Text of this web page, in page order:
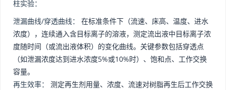
柱实验：
泄漏曲线/穿透曲线：
在标准条件下（流速、床高、温度、进水
浓度），连续通入含目标离子的溶液，测定流出液中目标离子浓
度随时间（或流出液体积）的变化曲线。关键参数包括穿透点
（如泄漏浓度达到进水浓度5%或10%时）、饱和点、工作交换
容量。
再生效率：
测定再生剂用量、浓度、流速对树脂再生后工作交换